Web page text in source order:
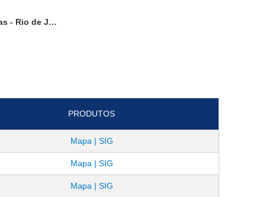
Cartas Geomorfológicas - Rio de Janeiro
PRODUTOS
Mapa | SIG
Mapa | SIG
Mapa | SIG